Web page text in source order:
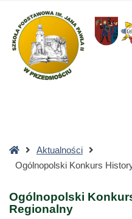
Konkurs
Historyczno-
Regionalny
Strona
główna
Aktualności
Ogólnopolski Konkurs
Ogólnopolski
Regionalny